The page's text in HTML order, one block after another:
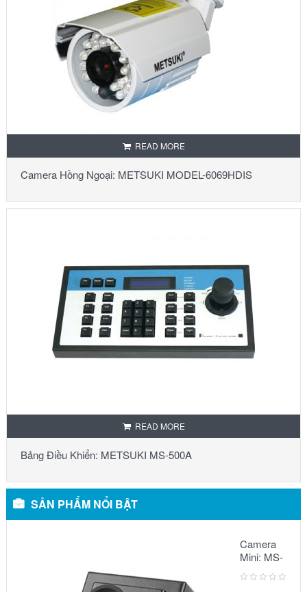
READ MORE
Camera Hồng Ngoại: METSUKI MODEL-6069HDIS
READ MORE
Bảng Điều Khiển: METSUKI MS-500A
SẢN PHẨM NỔI BẬT
Camera
Mini: MS-
5068